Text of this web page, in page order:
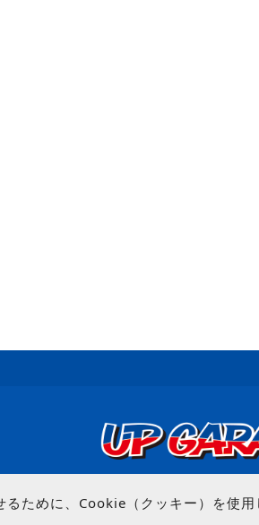
ために、Cookie（クッキー）を使